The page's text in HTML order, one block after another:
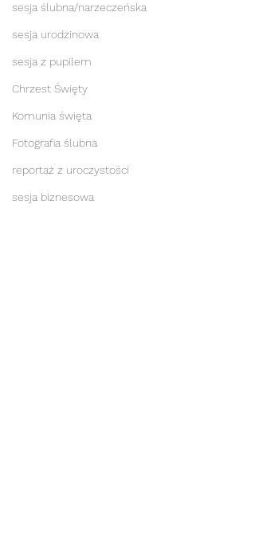
sesja ślubna/narzeczeńska
sesja urodzinowa
sesja z pupilem
Chrzest Święty
Komunia święta
Fotografia ślubna
reportaż z uroczystości
sesja biznesowa